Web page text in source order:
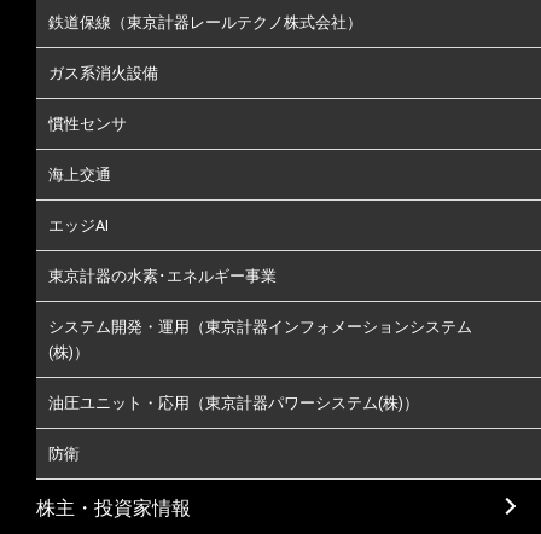
鉄道保線（東京計器レールテクノ株式会社）
ガス系消火設備
慣性センサ
海上交通
エッジAI
東京計器の水素･エネルギー事業
システム開発・運用（東京計器インフォメーションシステム
(株)）
油圧ユニット・応用（東京計器パワーシステム(株)）
防衛
株主・投資家情報